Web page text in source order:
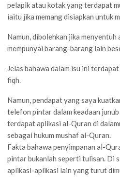
pelapik atau kotak yang terdapat
iaitu jika memang disiapkan untuk
Namun, dibolehkan jika
mempunyai barang-barang lain
Jelas bahawa dalam isu ini
fiqh.
Namun, pendapat yang saya
telefon pintar dalam keadaan
terdapat aplikasi al-Quran di
sebagai hukum mushaf al-Quran.
Fakta bahawa penyimpanan al-
pintar bukanlah seperti tulisan. Di
aplikasi-aplikasi lain yang turut